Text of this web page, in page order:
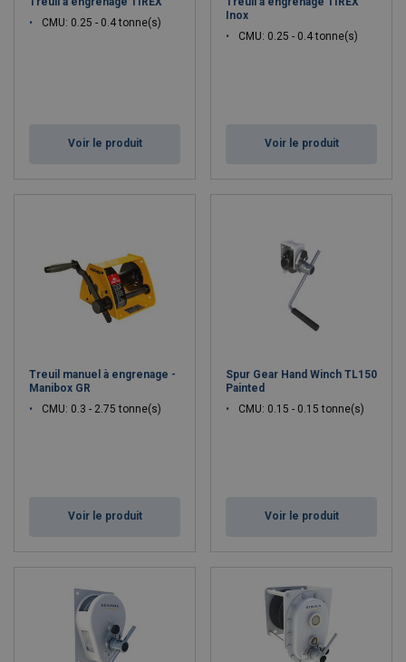
CMU: 0.25 - 0.4 tonne(s)
Voir le produit
Inox
CMU: 0.25 - 0.4 tonne(s)
Voir le produit
Treuil manuel à engrenage -
Manibox GR
CMU: 0.3 - 2.75 tonne(s)
Voir le produit
Spur Gear Hand Winch TL150
Painted
CMU: 0.15 - 0.15 tonne(s)
Voir le produit